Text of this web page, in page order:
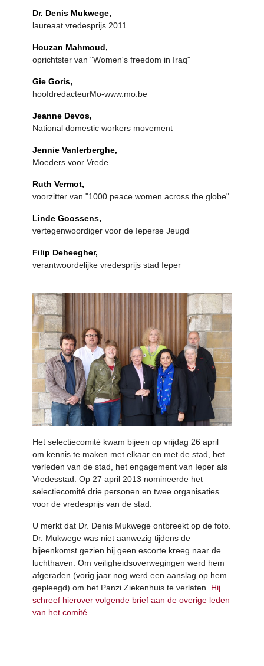
Dr. Denis Mukwege,
laureaat vredesprijs 2011
Houzan Mahmoud,
oprichtster van "Women's freedom in Iraq"
Gie Goris,
hoofdredacteurMo-www.mo.be
Jeanne Devos,
National domestic workers movement
Jennie Vanlerberghe,
Moeders voor Vrede
Ruth Vermot,
voorzitter van "1000 peace women across the globe"
Linde Goossens,
vertegenwoordiger voor de Ieperse Jeugd
Filip Deheegher,
verantwoordelijke vredesprijs stad Ieper
Het selectiecomité kwam bijeen op vrijdag 26 april
om kennis te maken met elkaar en met de stad, het
verleden van de stad, het engagement van Ieper als
Vredesstad. Op 27 april 2013 nomineerde het
selectiecomité drie personen en twee organisaties
voor de vredesprijs van de stad.
U merkt dat Dr. Denis Mukwege ontbreekt op de foto.
Dr. Mukwege was niet aanwezig tijdens de
bijeenkomst gezien hij geen escorte kreeg naar de
luchthaven. Om veiligheidsoverwegingen werd hem
afgeraden (vorig jaar nog werd een aanslag op hem
gepleegd) om het Panzi Ziekenhuis te verlaten. Hij
schreef hierover volgende brief aan de overige leden
van het comité